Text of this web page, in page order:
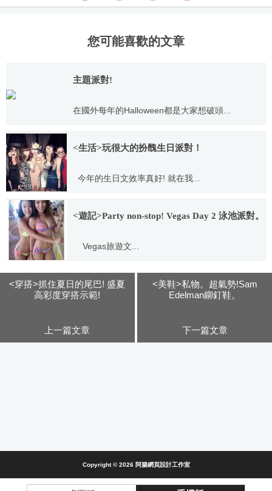
您可能喜歡的文章
主題派對!
在國外每年的Halloween都是大家想破頭...
2010.08.31
<生活>玩很大的扮醜生日派對！
今年的生日文效率真好! 就在我...
2013.02.04
<遊記>Party non-stop! Vegas Day 2 泳池派對。
Vegas旅遊文...
<穿搭>抓住夏日的尾巴! 盛夏
高彩度穿搭示範!
上一篇文章
<美鞋>私物。超氣勢!Sam
Edelman鉚釘鞋。
下一篇文章
Copyright © 2026 阿腸網頁設計工作室